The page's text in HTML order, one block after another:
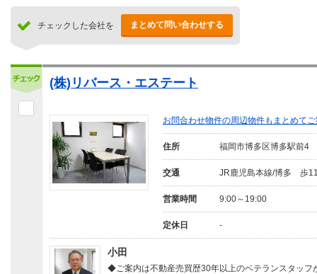
チェックした会社を まとめて問い合わせする
(株)リバース・エステート
お問合わせ物件の周辺物件もまとめて
住所 福岡市博多区博多駅前4
交通 JR鹿児島本線/博多 歩
営業時間 9:00～19:00
定休日 -
小田
◆ご案内は不動産売買歴30年以上のベテランスタッフ